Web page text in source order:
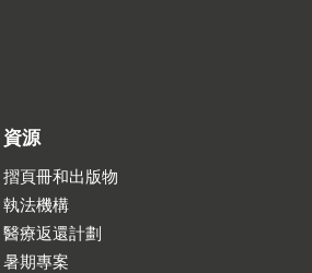
資源
摺頁冊和出版物
執法機構
醫療返還計劃
暑期專案